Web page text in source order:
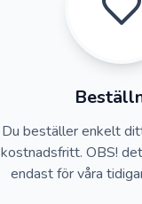
Du beställer enkelt
kostnadsfritt. OBS!
endast för våra